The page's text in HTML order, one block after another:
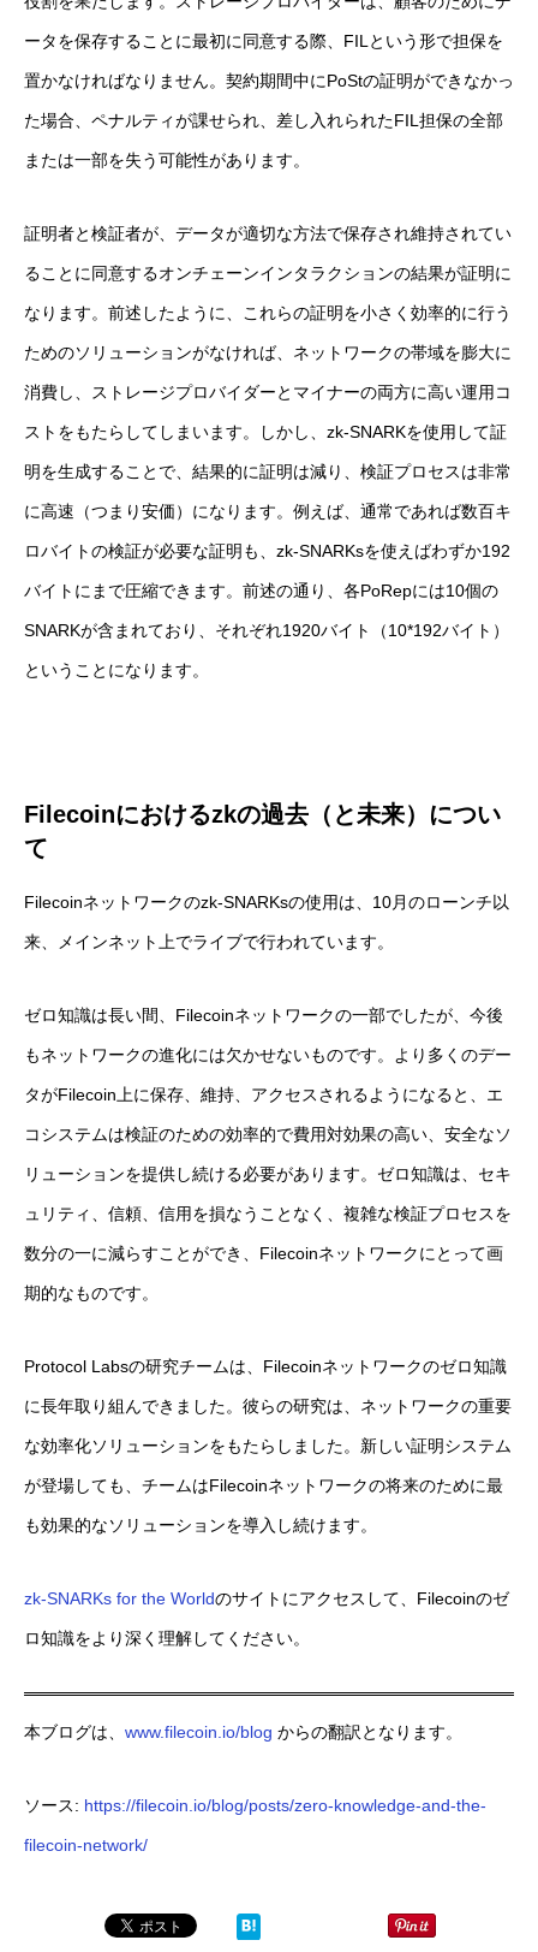
ータを保存することに最初に同意する際、FILという形で担保を
置かなければなりません。契約期間中にPoStの証明ができなかっ
た場合、ペナルティが課せられ、差し入れられたFIL担保の全部
または一部を失う可能性があります。
証明者と検証者が、データが適切な方法で保存され維持されてい
ることに同意するオンチェーンインタラクションの結果が証明に
なります。前述したように、これらの証明を小さく効率的に行う
ためのソリューションがなければ、ネットワークの帯域を膨大に
消費し、ストレージプロバイダーとマイナーの両方に高い運用コ
ストをもたらしてしまいます。しかし、zk-SNARKを使用して証
明を生成することで、結果的に証明は減り、検証プロセスは非常
に高速（つまり安価）になります。例えば、通常であれば数百キ
ロバイトの検証が必要な証明も、zk-SNARKsを使えばわずか192
バイトにまで圧縮できます。前述の通り、各PoRepには10個の
SNARKが含まれており、それぞれ1920バイト（10*192バイト）
ということになります。
Filecoinにおけるzkの過去（と未来）につい
て
Filecoinネットワークのzk-SNARKsの使用は、10月のローンチ以
来、メインネット上でライブで行われています。
ゼロ知識は長い間、Filecoinネットワークの一部でしたが、今後
もネットワークの進化には欠かせないものです。より多くのデー
タがFilecoin上に保存、維持、アクセスされるようになると、エ
コシステムは検証のための効率的で費用対効果の高い、安全なソ
リューションを提供し続ける必要があります。ゼロ知識は、セキ
ュリティ、信頼、信用を損なうことなく、複雑な検証プロセスを
数分の一に減らすことができ、Filecoinネットワークにとって画
期的なものです。
Protocol Labsの研究チームは、Filecoinネットワークのゼロ知識
に長年取り組んできました。彼らの研究は、ネットワークの重要
な効率化ソリューションをもたらしました。新しい証明システム
が登場しても、チームはFilecoinネットワークの将来のために最
も効果的なソリューションを導入し続けます。
zk-SNARKs for the Worldのサイトにアクセスして、Filecoinのゼ
ロ知識をより深く理解してください。
本ブログは、 www.filecoin.io/blog からの翻訳となります。
ソース: https://filecoin.io/blog/posts/zero-knowledge-and-the-
filecoin-network/